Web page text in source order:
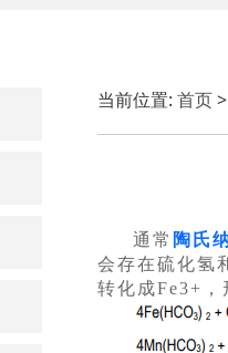
当前位置: 首页
通常 陶氏
会存在硫化氢
转化成Fe3+